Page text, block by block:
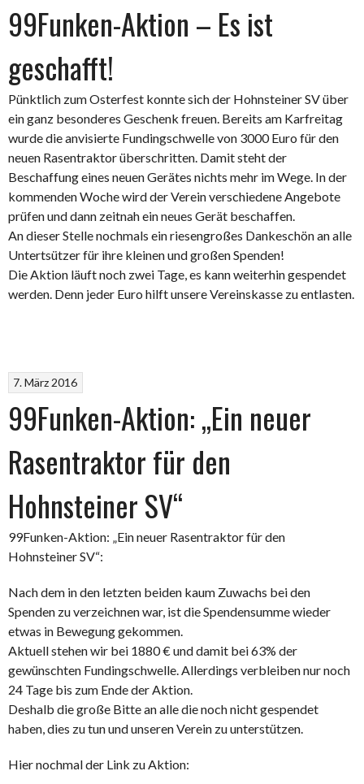
99Funken-Aktion – Es ist
geschafft!
Pünktlich zum Osterfest konnte sich der Hohnsteiner SV über
ein ganz besonderes Geschenk freuen. Bereits am Karfreitag
wurde die anvisierte Fundingschwelle von 3000 Euro für den
neuen Rasentraktor überschritten. Damit steht der
Beschaffung eines neuen Gerätes nichts mehr im Wege. In der
kommenden Woche wird der Verein verschiedene Angebote
prüfen und dann zeitnah ein neues Gerät beschaffen.
An dieser Stelle nochmals ein riesengroßes Dankeschön an alle
Untertsützer für ihre kleinen und großen Spenden!
Die Aktion läuft noch zwei Tage, es kann weiterhin gespendet
werden. Denn jeder Euro hilft unsere Vereinskasse zu entlasten.
7. März 2016
99Funken-Aktion: „Ein neuer
Rasentraktor für den
Hohnsteiner SV“
99Funken-Aktion: „Ein neuer Rasentraktor für den
Hohnsteiner SV“:
Nach dem in den letzten beiden kaum Zuwachs bei den
Spenden zu verzeichnen war, ist die Spendensumme wieder
etwas in Bewegung gekommen.
Aktuell stehen wir bei 1880 € und damit bei 63% der
gewünschten Fundingschwelle. Allerdings verbleiben nur noch
24 Tage bis zum Ende der Aktion.
Deshalb die große Bitte an alle die noch nicht gespendet
haben, dies zu tun und unseren Verein zu unterstützen.
Hier nochmal der Link zu Aktion: